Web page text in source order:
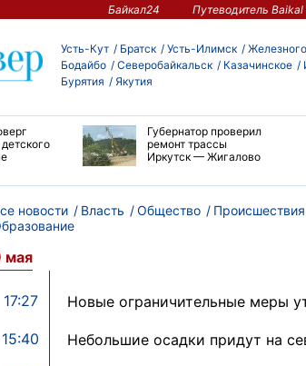
Байкал24 Путеводитель Baikal
Усть-Кут Братск Усть-Илимск
Бодайбо
Северобайкальск Казачинское
Бурятия
Якутия
Губернатор проверил
ремонт трассы
Иркутск — Жигалово
новости Власть Общество Происшествия
мая
17:27 Новые ограничительные меры
15:40 Небольшие осадки придут на